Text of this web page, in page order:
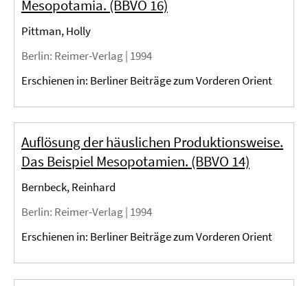
Mesopotamia. (BBVO 16)
Pittman, Holly
Berlin: Reimer-Verlag | 1994
Erschienen in: Berliner Beiträge zum Vorderen Orient
Auflösung der häuslichen Produktionsweise.
Das Beispiel Mesopotamien. (BBVO 14)
Bernbeck, Reinhard
Berlin: Reimer-Verlag | 1994
Erschienen in: Berliner Beiträge zum Vorderen Orient